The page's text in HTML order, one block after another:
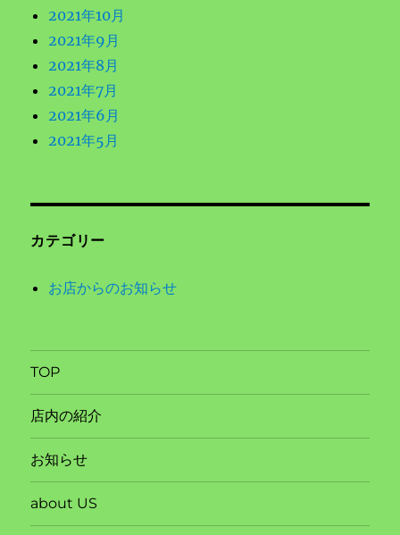
2021年10月
2021年9月
2021年8月
2021年7月
2021年6月
2021年5月
カテゴリー
お店からのお知らせ
TOP
店内の紹介
お知らせ
about US